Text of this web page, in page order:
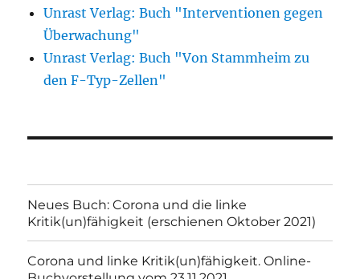
Unrast Verlag: Buch "Interventionen gegen
Überwachung"
Unrast Verlag: Buch "Von Stammheim zu
den F-Typ-Zellen"
Neues Buch: Corona und die linke
Kritik(un)fähigkeit (erschienen Oktober 2021)
Corona und linke Kritik(un)fähigkeit. Online-